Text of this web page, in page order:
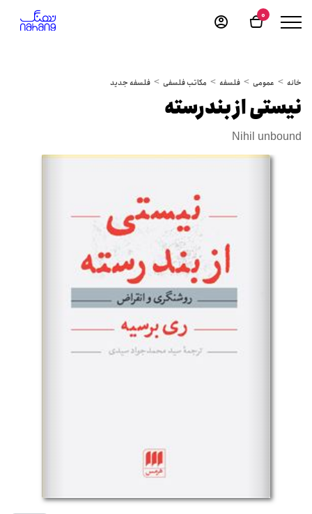
0
خانه عمومی فلسفه مکاتب فلسفی فلسفه جدید
نیستی از بندرسته
Nihil unbound